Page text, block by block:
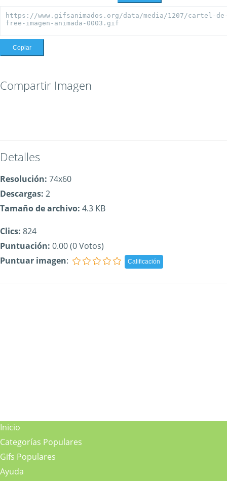
Copiar
Compartir Imagen
Detalles
Resolución: 74x60
Descargas: 2
Tamaño de archivo: 4.3 KB
Clics: 824
Puntuación: 0.00 (0 Votos)
Puntuar imagen:
Inicio
Categorías Populares
Gifs Populares
Ayuda